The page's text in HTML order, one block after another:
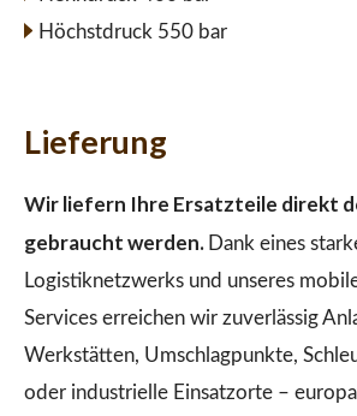
Höchstdruck 550 bar
Lieferung
Wir liefern Ihre Ersatzteile direkt
gebraucht werden. Dank eines
Logistiknetzwerks und unseres
Services erreichen wir zuverlässig
Werkstätten, Umschlagpunkte,
oder industrielle Einsatzorte –